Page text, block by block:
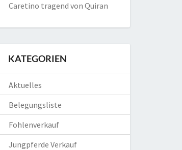
Caretino tragend von Quiran
KATEGORIEN
Aktuelles
Belegungsliste
Fohlenverkauf
Jungpferde Verkauf